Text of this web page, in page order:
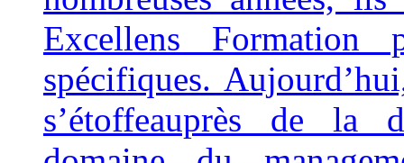
Excellens Formation
spécifiques.
s’étoffeauprès de la